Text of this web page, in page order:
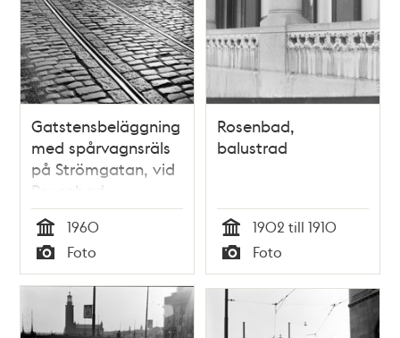
Gatstensbeläggning
med spårvagnsräls
på Strömgatan, vid
Rosenbad
Tid
1960
Typ
Foto
Rosenbad,
balustrad
Tid
1902 till 1910
Typ
Foto